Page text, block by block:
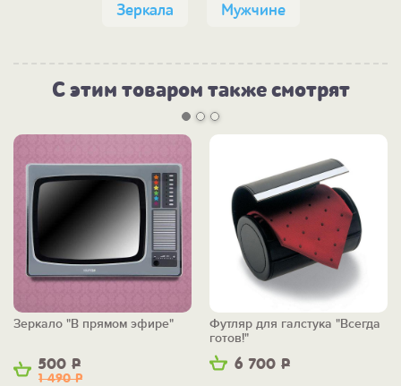
Зеркала Мужчине
С этим товаром также смотрят
500 Р
1 490Р
Зеркало "В прямом эфире"
6 700 Р
Футляр для галстука "Всегда
готов!"